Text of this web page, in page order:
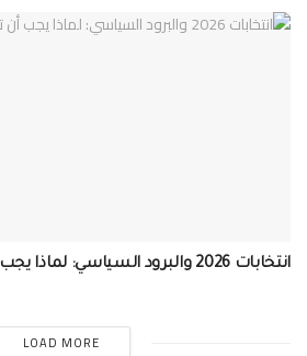
انتخابات 2026 والبرود السياسي: لماذا يجب أن تشارك؟
LOAD MORE